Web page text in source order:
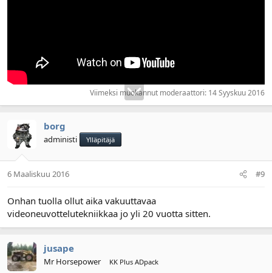
Viimeksi muokannut moderaattori: 14 Syyskuu 2016
borg
administi Ylläpitäjä
6 Maaliskuu 2016 #9
Onhan tuolla ollut aika vakuuttavaa
videoneuvottelutekniikkaa jo yli 20 vuotta sitten.
jusape
Mr Horsepower KK Plus ADpack